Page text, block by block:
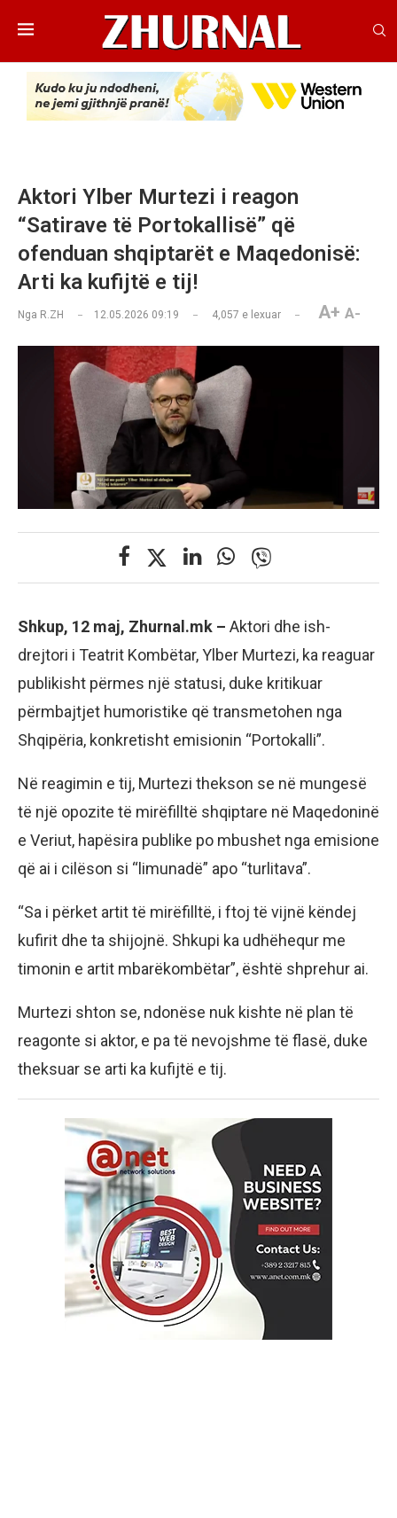
Aktori Ylber Murtezi i reagon
“Satirave të Portokallisë” që
ofenduan shqiptarët e Maqedonisë:
Arti ka kufijtë e tij!
Nga R.ZH 12.05.2026 09:19 4,057 e lexuar A+ A-
Shkup, 12 maj, Zhurnal.mk – Aktori dhe ish-
drejtori i Teatrit Kombëtar, Ylber Murtezi, ka reaguar
publikisht përmes një statusi, duke kritikuar
përmbajtjet humoristike që transmetohen nga
Shqipëria, konkretisht emisionin “Portokalli”.
Në reagimin e tij, Murtezi thekson se në mungesë
të një opozite të mirëfilltë shqiptare në Maqedoninë
e Veriut, hapësira publike po mbushet nga emisione
që ai i cilëson si “limunadë” apo “turlitava”.
“Sa i përket artit të mirëfilltë, i ftoj të vijnë këndej
kufirit dhe ta shijojnë. Shkupi ka udhëhequr me
timonin e artit mbarëkombëtar”, është shprehur ai.
Murtezi shton se, ndonëse nuk kishte në plan të
reagonte si aktor, e pa të nevojshme të flasë, duke
theksuar se arti ka kufijtë e tij.